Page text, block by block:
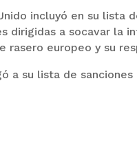
incluyó en su lista
dirigidas a socavar la
rasero europeo y su
a su lista de